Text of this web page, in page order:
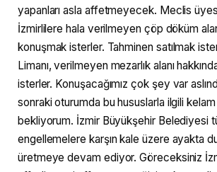
yapanları asla affetmeyecek. Meclis
İzmirlilere hala verilmeyen çöp döküm
konuşmak isterler. Tahminen satılmak
Limanı, verilmeyen mezarlık alanı
isterler. Konuşacağımız çok şey var
sonraki oturumda bu hususlarla ilgili kelam
bekliyorum. İzmir Büyükşehir Belediyesi
engellemelere karşın kale üzere ayakta
üretmeye devam ediyor. Göreceksiniz